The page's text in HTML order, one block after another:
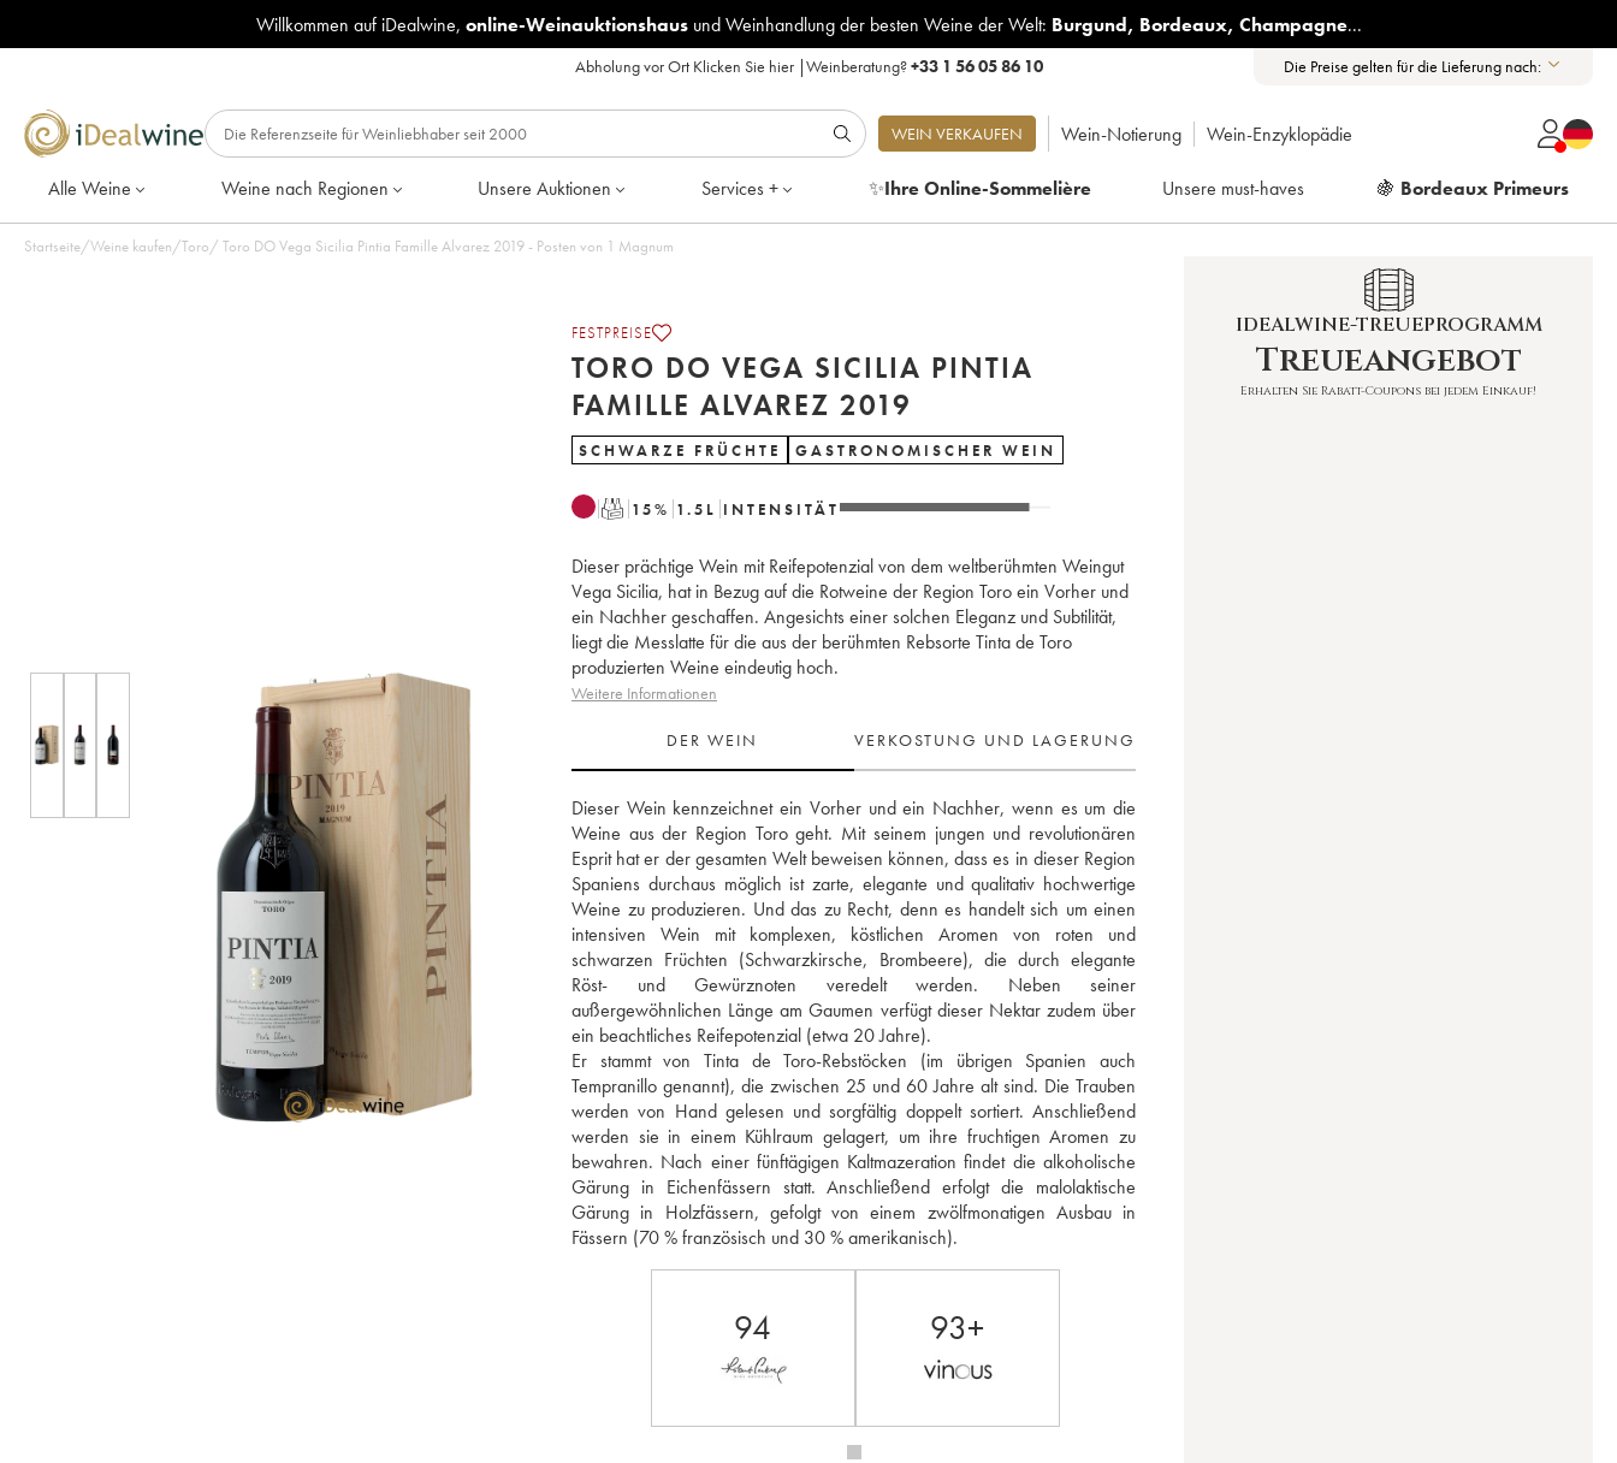
Willkommen auf iDealwine, online-Weinauktionshausund Weinhandlung der besten Weine der Welt: Burgund, Bordeaux, Champagne...
Abholung vor Ort Klicken Sie hier|Weinberatung?+33 1 56 05 86 10 Die Preise gelten für die Lieferung nach:
WEIN VERKAUFEN Wein-Notierung Wein-Enzyklopädie
Alle Weine Weine nach Regionen Unsere Auktionen Services + ✨Ihre Online-Sommelière Unsere must-haves 🍇 Bordeaux Primeurs
Startseite/Weine kaufen/Toro/ Toro DO Vega Sicilia Pintia Famille Alvarez 2019 - Posten von 1 Magnum
FESTPREISE
TORO DO VEGA SICILIA PINTIA
FAMILLE ALVAREZ 2019
SCHWARZE FRÜCHTE GASTRONOMISCHER WEIN
T 15% 1.5 L INTENSITÄT
Dieser prächtige Wein mit Reifepotenzial von dem weltberühmten Weingut
Vega Sicilia, hat in Bezug auf die Rotweine der Region Toro ein Vorher und
ein Nachher geschaffen. Angesichts einer solchen Eleganz und Subtilität,
liegt die Messlatte für die aus der berühmten Rebsorte Tinta de Toro
produzierten Weine eindeutig hoch.
Weitere Informationen
DER WEIN VERKOSTUNG UND LAGERUNG
Dieser Wein kennzeichnet ein Vorher und ein Nachher, wenn es um die
Weine aus der Region Toro geht. Mit seinem jungen und revolutionären
Esprit hat er der gesamten Welt beweisen können, dass es in dieser Region
Spaniens durchaus möglich ist zarte, elegante und qualitativ hochwertige
Weine zu produzieren. Und das zu Recht, denn es handelt sich um einen
intensiven Wein mit komplexen, köstlichen Aromen von roten und
schwarzen Früchten (Schwarzkirsche, Brombeere), die durch elegante
Röst- und Gewürznoten veredelt werden. Neben seiner
außergewöhnlichen Länge am Gaumen verfügt dieser Nektar zudem über
ein beachtliches Reifepotenzial (etwa 20 Jahre).
Er stammt von Tinta de Toro-Rebstöcken (im übrigen Spanien auch
Tempranillo genannt), die zwischen 25 und 60 Jahre alt sind. Die Trauben
werden von Hand gelesen und sorgfältig doppelt sortiert. Anschließend
werden sie in einem Kühlraum gelagert, um ihre fruchtigen Aromen zu
bewahren. Nach einer fünftägigen Kaltmazeration findet die alkoholische
Gärung in Eichenfässern statt. Anschließend erfolgt die malolaktische
Gärung in Holzfässern, gefolgt von einem zwölfmonatigen Ausbau in
Fässern (70 % französisch und 30 % amerikanisch).
94 93+
IDEALWINE-TREUEPROGRAMM
Treueangebot
Erhalten Sie Rabatt-Coupons bei jedem Einkauf!